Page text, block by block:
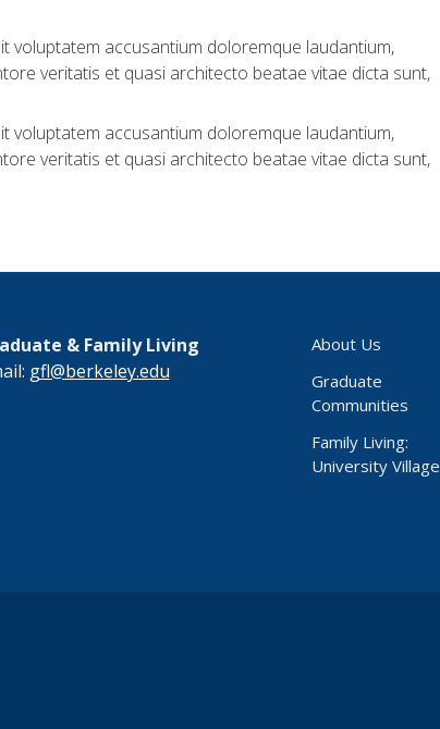
voluptatem accusantium doloremque laudantium,
veritatis et quasi architecto beatae vitae dicta sunt,
voluptatem accusantium doloremque laudantium,
veritatis et quasi architecto beatae vitae dicta sunt,
& Family Living
gfl@berkeley.edu
About Us
Graduate
Communities
Family Living:
University Village